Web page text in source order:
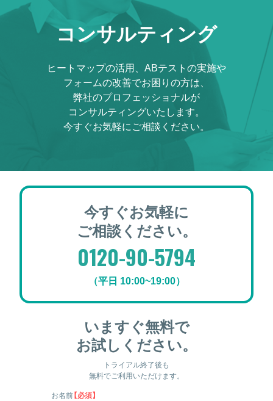
コンサルティング
ヒートマップの活用、ABテストの実施や
フォームの改善でお困りの方は、
弊社のプロフェッショナルが
コンサルティングいたします。
今すぐお気軽にご相談ください。
今すぐお気軽に
ご相談ください。
0120-90-5794
（平日 10:00~19:00）
いますぐ無料で
お試しください。
トライアル終了後も
無料でご利用いただけます。
お名前【必須】